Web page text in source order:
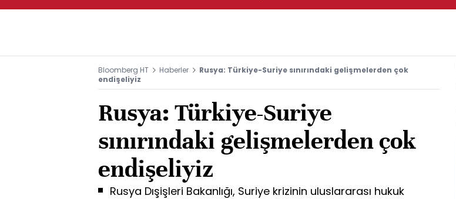
Bloomberg HT Haberler
Rusya: Türkiye-Suriye sınırındaki gelişmelerden çok
endişeliyiz
Rusya: Türkiye-Suriye
sınırındaki gelişmelerden çok
endişeliyiz
Rusya Dışişleri Bakanlığı, Suriye krizinin uluslararası hukuk